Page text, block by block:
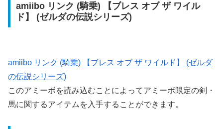
amiibo リンク (騎乗) 【ブレス オブ ザ ワイル
ド】 (ゼルダの伝説シリーズ)
amiibo リンク (騎乗) 【ブレス オブ ザ ワイルド】 (ゼルダ
の伝説シリーズ)
このアミーボを読み込むことによってアミーボ限定の剣・
馬に関するアイテムを入手することができます。